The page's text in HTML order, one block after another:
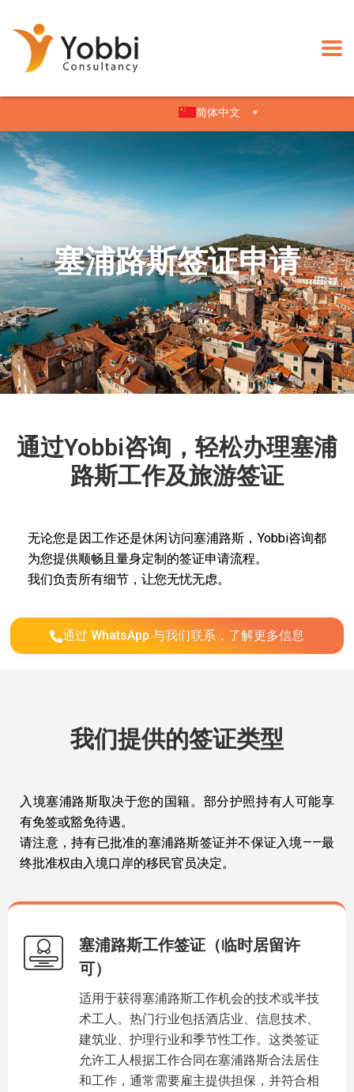
简体中文
塞浦路斯签证申请
通过Yobbi咨询，轻松办理塞浦
路斯工作及旅游签证
无论您是因工作还是休闲访问塞浦路斯，Yobbi咨询都
为您提供顺畅且量身定制的签证申请流程。
我们负责所有细节，让您无忧无虑。
通过 WhatsApp 与我们联系，了解更多信息
我们提供的签证类型
入境塞浦路斯取决于您的国籍。部分护照持有人可能享
有免签或豁免待遇。
请注意，持有已批准的塞浦路斯签证并不保证入境——最
终批准权由入境口岸的移民官员决定。
塞浦路斯工作签证（临时居留许
可）
适用于获得塞浦路斯工作机会的技术或半技
术工人。热门行业包括酒店业、信息技术、
建筑业、护理行业和季节性工作。这类签证
允许工人根据工作合同在塞浦路斯合法居住
和工作，通常需要雇主提供担保，并符合相